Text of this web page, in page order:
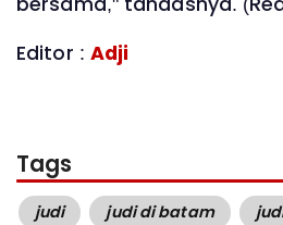
Editor : Adji
Tags
judi judi di batam